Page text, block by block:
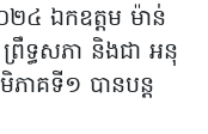
៤ ឯកឧត្តម ម៉ាន់
ទ្ធសភា និងជា អនុ
ភាគទី១ បានបន្ត